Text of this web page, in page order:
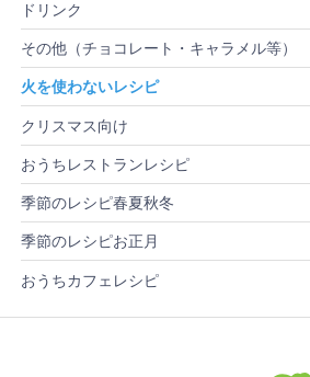
ドリンク
その他（チョコレート・キャラメル等）
火を使わないレシピ
クリスマス向け
おうちレストランレシピ
季節のレシピ春夏秋冬
季節のレシピお正月
おうちカフェレシピ